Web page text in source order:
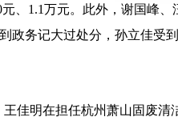
、1.1万元。此外，谢国峰、
政务记大过处分，孙立佳受
王佳明在担任杭州萧山固废